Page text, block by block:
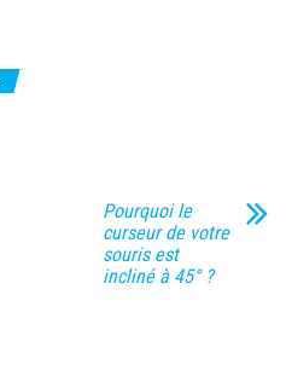
Pourquoi le
curseur de votre
souris est
incliné à 45° ?